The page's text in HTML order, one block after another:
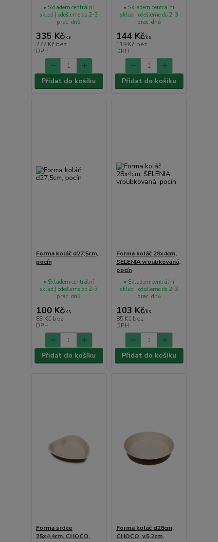
335 Kč/ks
277 Kč bez
DPH
• Skladem centrální
sklad | odešleme do 2-3
prac. dnů
Přidat do košíku
144 Kč/ks
119 Kč bez
DPH
• Skladem centrální
sklad | odešleme do 2-3
prac. dnů
Přidat do košíku
Forma koláč d27,5cm,
pocín
100 Kč/ks
83 Kč bez
DPH
• Skladem centrální
sklad | odešleme do 2-3
prac. dnů
Přidat do košíku
Forma koláč 28x4cm,
SELENIA vroubkovaná,
pocín
103 Kč/ks
85 Kč bez
DPH
• Skladem centrální
sklad | odešleme do 2-3
prac. dnů
Přidat do košíku
Forma srdce
25x4,4cm, CHOCO,
Forma koláč d28cm,
CHOCO, v.5,2cm,